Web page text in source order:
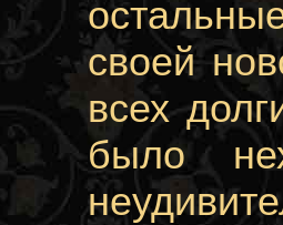
своей
всех
было